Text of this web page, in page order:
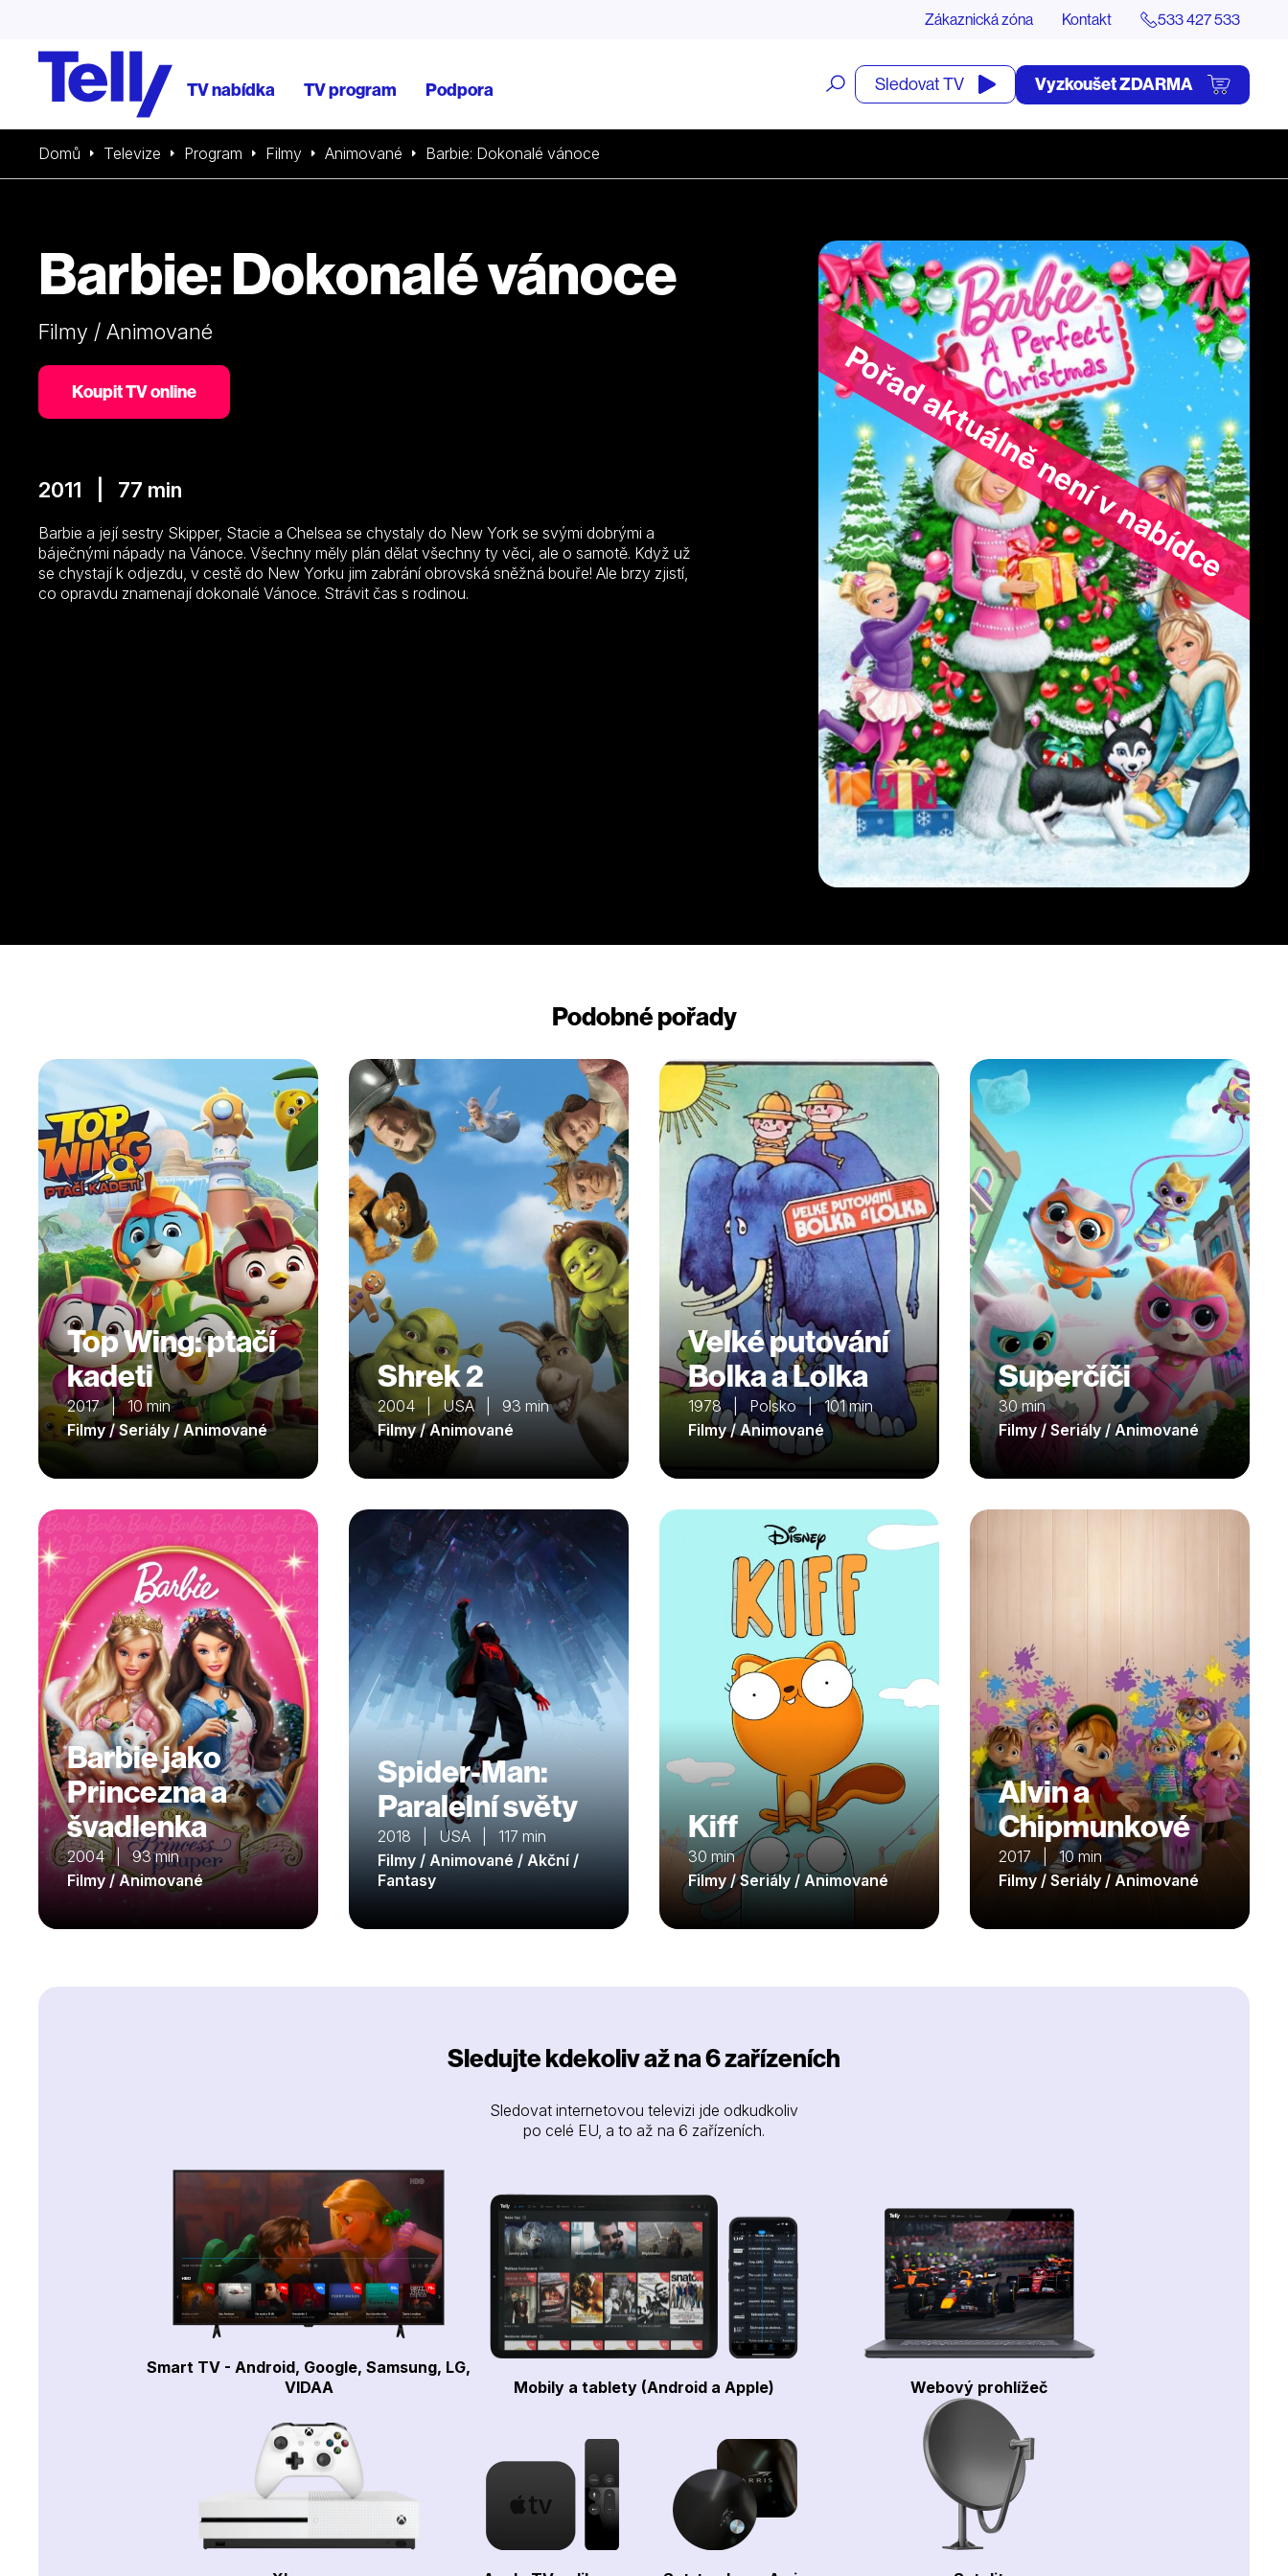
Zákaznická zóna Kontakt 533 427 533
TV nabídka TV program Podpora
Otevřít
vyhledávání
Sledovat TV Vyzkoušet ZDARMA
Domů Televize Program Filmy Animované Barbie: Dokonalé vánoce
Pořad aktuálně není v nabídce
Barbie: Dokonalé vánoce
Filmy / Animované
Koupit TV online
2011 | 77 min
Barbie a její sestry Skipper, Stacie a Chelsea se chystaly do New York se svými dobrými a
báječnými nápady na Vánoce. Všechny měly plán dělat všechny ty věci, ale o samotě. Když už
se chystají k odjezdu, v cestě do New Yorku jim zabrání obrovská sněžná bouře! Ale brzy zjistí,
co opravdu znamenají dokonalé Vánoce. Strávit čas s rodinou.
Podobné pořady
Top Wing: ptačí
kadeti
2017 | 10 min
Filmy / Seriály / Animované
Shrek 2
2004 | USA | 93 min
Filmy / Animované
Velké putování
Bolka a Lolka
1978 | Polsko | 101 min
Filmy / Animované
Superčíči
30 min
Filmy / Seriály / Animované
Barbie jako
Princezna a
švadlenka
2004 | 93 min
Filmy / Animované
Spider-Man:
Paralelní světy
2018 | USA | 117 min
Filmy / Animované / Akční /
Fantasy
Kiff
30 min
Filmy / Seriály / Animované
Alvin a
Chipmunkové
2017 | 10 min
Filmy / Seriály / Animované
Sledujte kdekoliv až na 6 zařízeních
Sledovat internetovou televizi jde odkudkoliv
po celé EU, a to až na 6 zařízeních.
Smart TV - Android, Google, Samsung, LG,
VIDAA
Mobily a tablety (Android a Apple) Webový prohlížeč